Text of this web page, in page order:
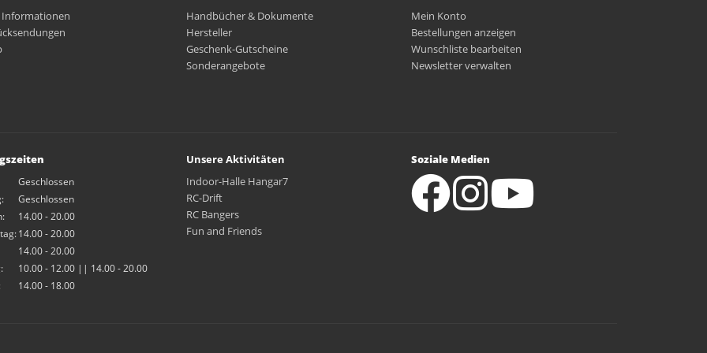
Handbücher & Dokumente
Hersteller
Geschenk-Gutscheine
Sonderangebote
Mein Konto
Bestellungen anzeigen
Wunschliste bearbeiten
Newsletter verwalten
Geschlossen
Geschlossen
14.00 - 20.00
14.00 - 20.00
14.00 - 20.00
10.00 - 12.00 || 14.00 - 20.00
14.00 - 18.00
Unsere Aktivitäten
Indoor-Halle Hangar7
RC-Drift
RC Bangers
Fun and Friends
Soziale Medien